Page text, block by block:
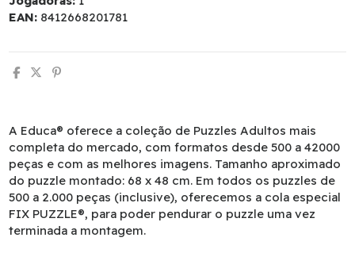
EAN: 8412668201781
A Educa® oferece a coleção de Puzzles Adultos mais
completa do mercado, com formatos desde 500 a 42000
peças e com as melhores imagens. Tamanho aproximado
do puzzle montado: 68 x 48 cm. Em todos os puzzles de
500 a 2.000 peças (inclusive), oferecemos a cola especial
FIX PUZZLE®, para poder pendurar o puzzle uma vez
terminada a montagem.